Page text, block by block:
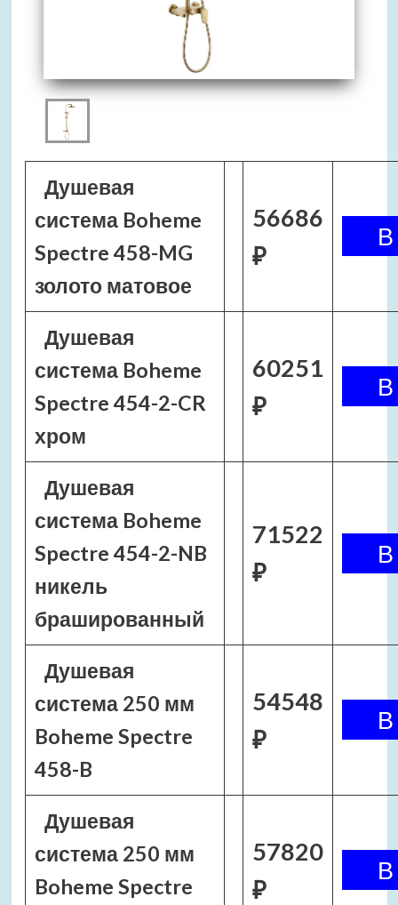
Душевая
система Boheme
Spectre 458-MG
золото матовое
56686
₽
Душевая
система Boheme
Spectre 454-2-CR
хром
60251
₽
Душевая
система Boheme
Spectre 454-2-NB
никель
брашированный
71522
₽
Душевая
система 250 мм
Boheme Spectre
458-B
54548
₽
Душевая
система 250 мм
Boheme Spectre
57820
₽